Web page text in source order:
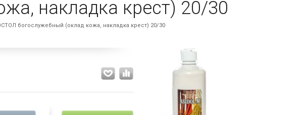
накладка крест) 20/30
богослужебный (оклад кожа, накладка крест) 20/30